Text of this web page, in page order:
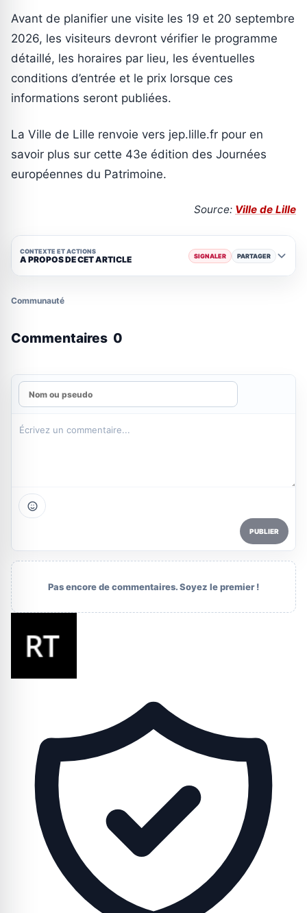
Avant de planifier une visite les 19 et 20 septembre
2026, les visiteurs devront vérifier le programme
détaillé, les horaires par lieu, les éventuelles
conditions d’entrée et le prix lorsque ces
informations seront publiées.
La Ville de Lille renvoie vers jep.lille.fr pour en
savoir plus sur cette 43e édition des Journées
européennes du Patrimoine.
Source: Ville de Lille
CONTEXTE ET ACTIONS
A PROPOS DE CET ARTICLE SIGNALER PARTAGER
Communauté
Commentaires 0
PUBLIER
Pas encore de commentaires. Soyez le premier !